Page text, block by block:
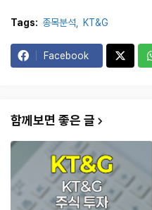
Tags: 종목분석 KT&G
Facebook
함께보면 좋은 글